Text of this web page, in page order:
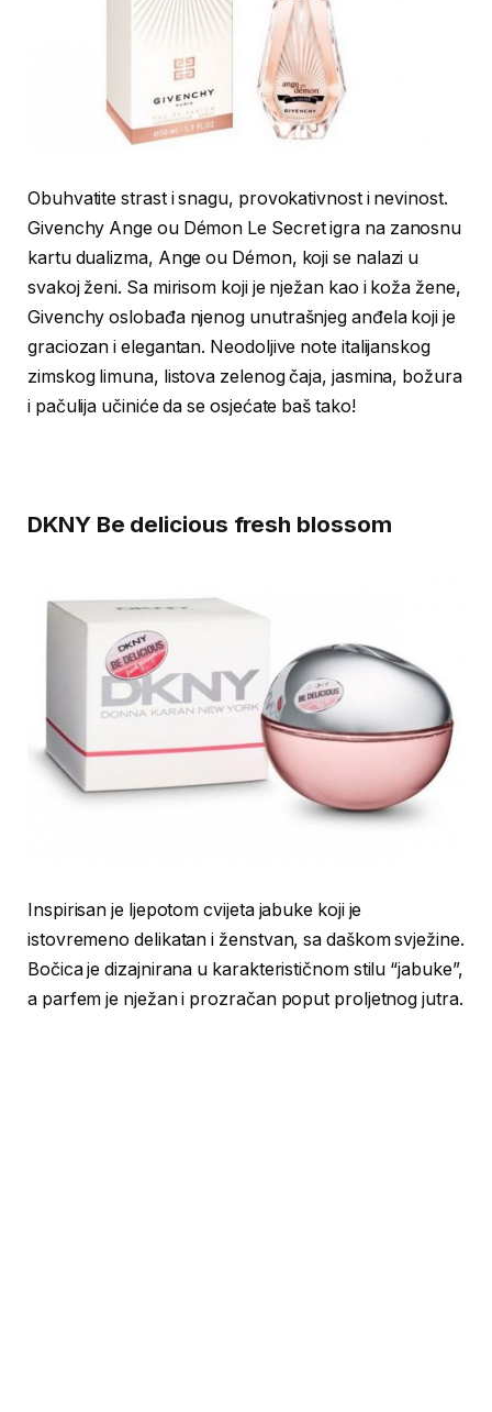
Obuhvatite strast i snagu, provokativnost i nevinost.
Givenchy Ange ou Démon Le Secret igra na zanosnu
kartu dualizma, Ange ou Démon, koji se nalazi u
svakoj ženi. Sa mirisom koji je nježan kao i koža žene,
Givenchy oslobađa njenog unutrašnjeg anđela koji je
graciozan i elegantan. Neodoljive note italijanskog
zimskog limuna, listova zelenog čaja, jasmina, božura
i pačulija učiniće da se osjećate baš tako!
DKNY Be delicious fresh blossom
Inspirisan je ljepotom cvijeta jabuke koji je
istovremeno delikatan i ženstvan, sa daškom svježine.
Bočica je dizajnirana u karakterističnom stilu “jabuke”,
a parfem je nježan i prozračan poput proljetnog jutra.